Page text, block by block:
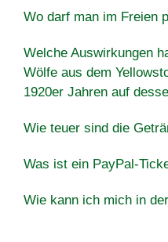
Wo darf man im Freien
Welche Auswirkungen
Wölfe aus dem
1920er Jahren auf
Wie teuer sind die
Was ist ein PayPal-
Wie kann ich mich in